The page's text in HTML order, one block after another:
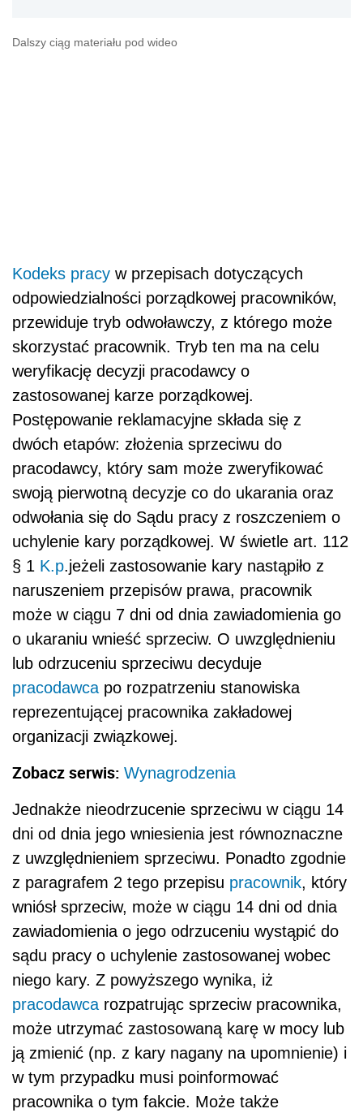
Dalszy ciąg materiału pod wideo
Kodeks pracy w przepisach dotyczących
odpowiedzialności porządkowej pracowników,
przewiduje tryb odwoławczy, z którego może
skorzystać pracownik. Tryb ten ma na celu
weryfikację decyzji pracodawcy o
zastosowanej karze porządkowej.
Postępowanie reklamacyjne składa się z
dwóch etapów: złożenia sprzeciwu do
pracodawcy, który sam może zweryfikować
swoją pierwotną decyzje co do ukarania oraz
odwołania się do Sądu pracy z roszczeniem o
uchylenie kary porządkowej. W świetle art. 112
§ 1 K.p.jeżeli zastosowanie kary nastąpiło z
naruszeniem przepisów prawa, pracownik
może w ciągu 7 dni od dnia zawiadomienia go
o ukaraniu wnieść sprzeciw. O uwzględnieniu
lub odrzuceniu sprzeciwu decyduje
pracodawca po rozpatrzeniu stanowiska
reprezentującej pracownika zakładowej
organizacji związkowej.
Zobacz serwis: Wynagrodzenia
Jednakże nieodrzucenie sprzeciwu w ciągu 14
dni od dnia jego wniesienia jest równoznaczne
z uwzględnieniem sprzeciwu. Ponadto zgodnie
z paragrafem 2 tego przepisu pracownik, który
wniósł sprzeciw, może w ciągu 14 dni od dnia
zawiadomienia o jego odrzuceniu wystąpić do
sądu pracy o uchylenie zastosowanej wobec
niego kary. Z powyższego wynika, iż
pracodawca rozpatrując sprzeciw pracownika,
może utrzymać zastosowaną karę w mocy lub
ją zmienić (np. z kary nagany na upomnienie) i
w tym przypadku musi poinformować
pracownika o tym fakcie. Może także